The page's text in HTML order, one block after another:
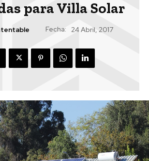
para Villa Solar
Fecha: 24 Abril, 2017